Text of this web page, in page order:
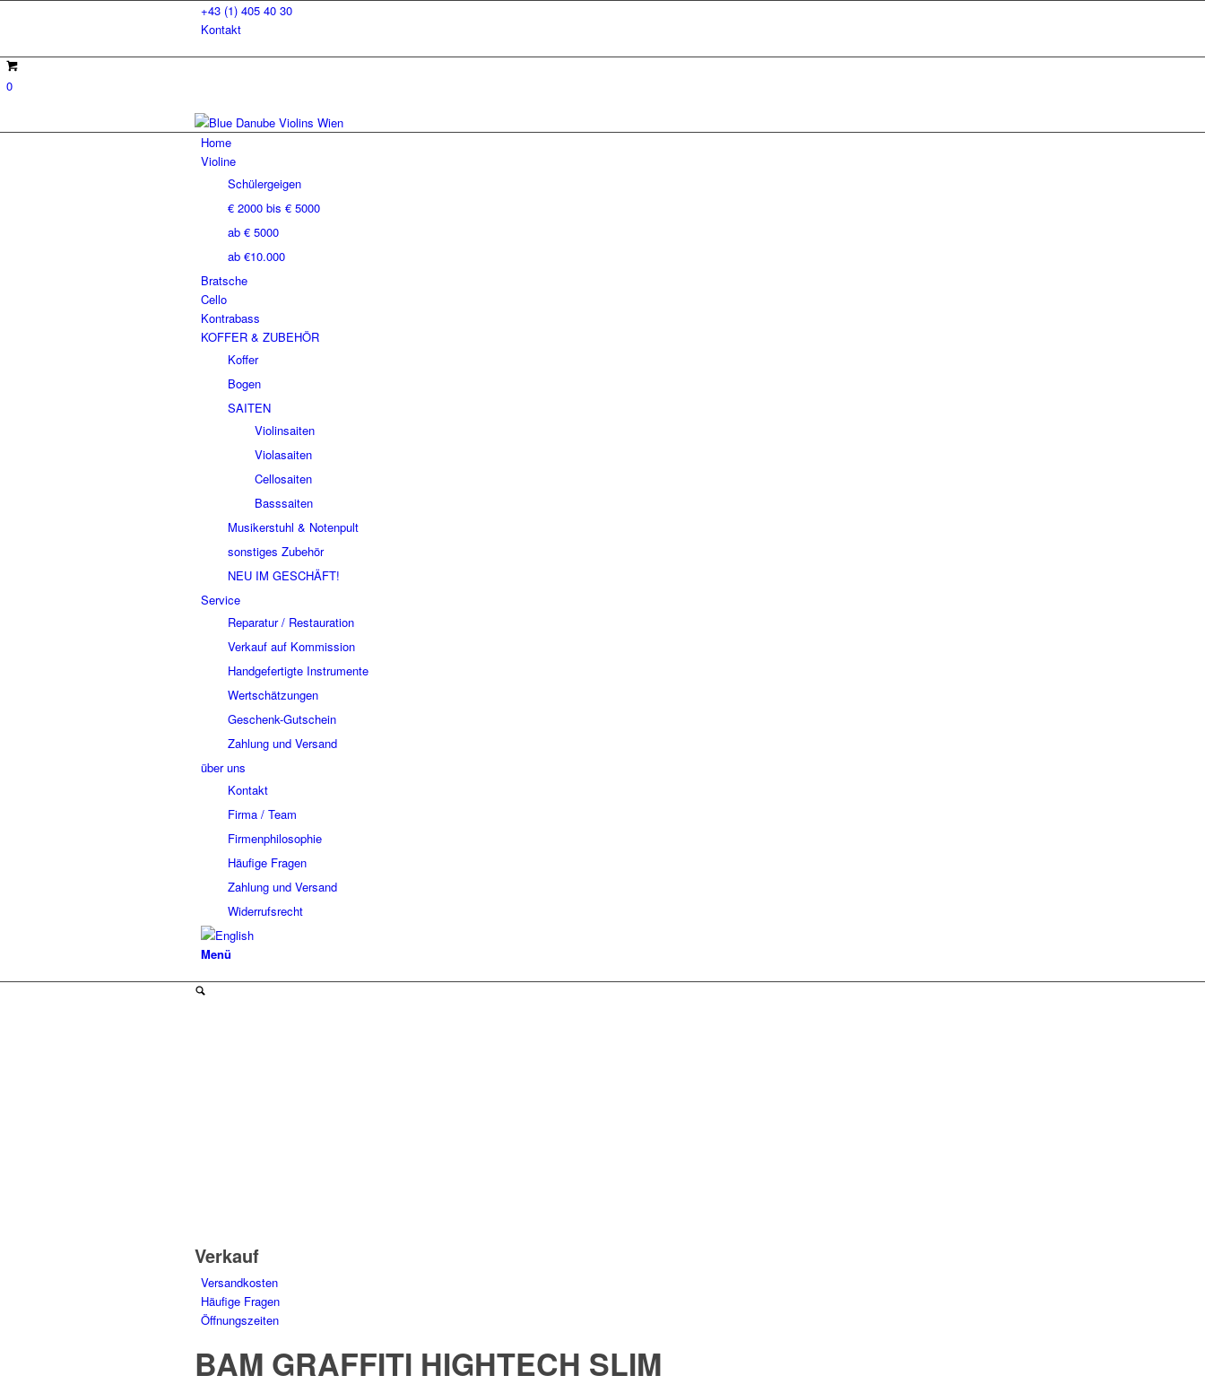
+43 (1) 405 40 30
Kontakt
0
Home
Violine
Schülergeigen
€ 2000 bis € 5000
ab € 5000
ab €10.000
Bratsche
Cello
Kontrabass
KOFFER & ZUBEHÖR
Koffer
Bogen
SAITEN
Violinsaiten
Violasaiten
Cellosaiten
Basssaiten
Musikerstuhl & Notenpult
sonstiges Zubehör
NEU IM GESCHÄFT!
Service
Reparatur / Restauration
Verkauf auf Kommission
Handgefertigte Instrumente
Wertschätzungen
Geschenk-Gutschein
Zahlung und Versand
über uns
Kontakt
Firma / Team
Firmenphilosophie
Häufige Fragen
Zahlung und Versand
Widerrufsrecht
Menü
Verkauf
Versandkosten
Häufige Fragen
Öffnungszeiten
BAM GRAFFITI HIGHTECH SLIM